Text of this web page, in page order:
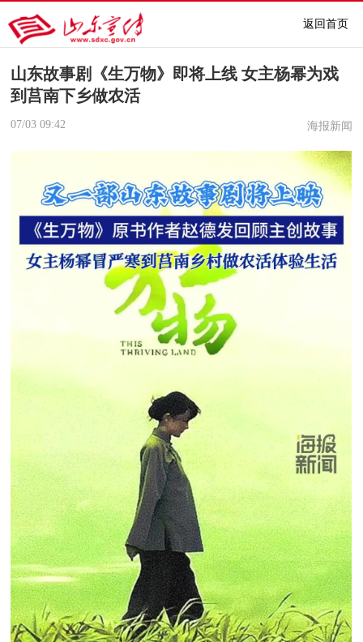
返回首页
山东故事剧《生万物》即将上线 女主杨幂为戏
到莒南下乡做农活
07/03 09:42 海报新闻